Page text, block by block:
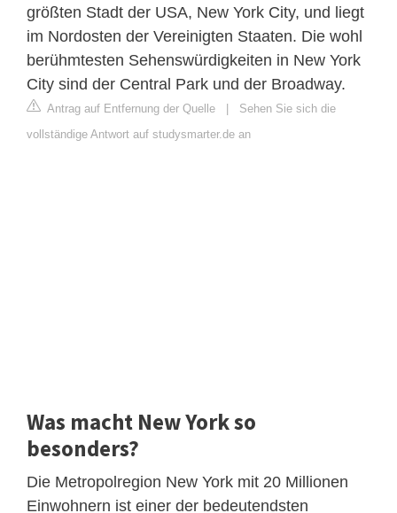
größten Stadt der USA, New York City, und liegt
im Nordosten der Vereinigten Staaten. Die wohl
berühmtesten Sehenswürdigkeiten in New York
City sind der Central Park und der Broadway.
Antrag auf Entfernung der Quelle
Sehen Sie sich die
vollständige Antwort auf studysmarter.de an
Was macht New York so
besonders?
Die Metropolregion New York mit 20 Millionen
Einwohnern ist einer der bedeutendsten